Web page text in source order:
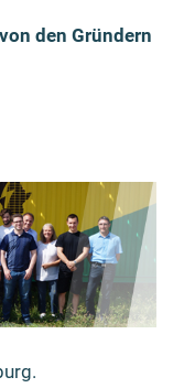
den Gründern